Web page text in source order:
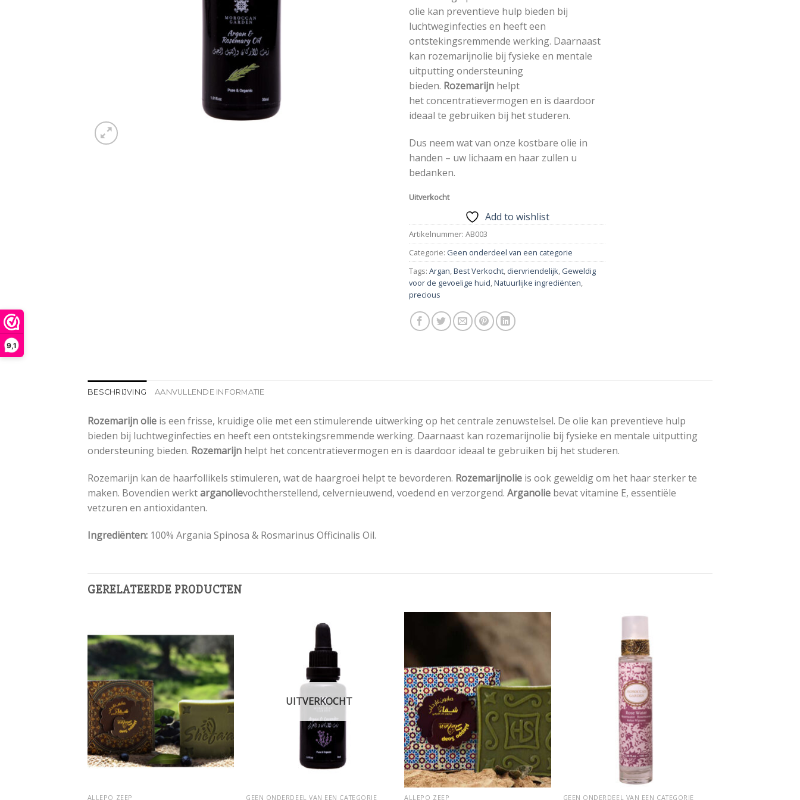
9,1
olie kan preventieve hulp bieden bij
luchtweginfecties en heeft een
ontstekingsremmende werking. Daarnaast
kan rozemarijnolie bij fysieke en mentale
uitputting ondersteuning
bieden. Rozemarijn helpt
het concentratievermogen en is daardoor
ideaal te gebruiken bij het studeren.
Dus neem wat van onze kostbare olie in
handen – uw lichaam en haar zullen u
bedanken.
Uitverkocht
Add to wishlist
Artikelnummer: AB003
Categorie: Geen onderdeel van een categorie
Tags: Argan,Best Verkocht, diervriendelijk, Geweldig
voor de gevoelige huid,Natuurlijke ingrediënten,
precious
BESCHRIJVING AANVULLENDE INFORMATIE
Rozemarijn olie is een frisse, kruidige olie met een stimulerende uitwerking op het centrale zenuwstelsel. De olie kan preventieve hulp
bieden bij luchtweginfecties en heeft een ontstekingsremmende werking. Daarnaast kan rozemarijnolie bij fysieke en mentale uitputting
ondersteuning bieden. Rozemarijn helpt het concentratievermogen en is daardoor ideaal te gebruiken bij het studeren.
Rozemarijn kan de haarfollikels stimuleren, wat de haargroei helpt te bevorderen. Rozemarijnolie is ook geweldig om het haar sterker te
maken. Bovendien werktarganolievochtherstellend, celvernieuwend, voedend en verzorgend. Arganolie bevat vitamine E, essentiële
vetzuren en antioxidanten.
Ingrediënten: 100% Argania Spinosa & Rosmarinus Officinalis Oil.
GERELATEERDE PRODUCTEN
Add to
wishlist
ALLEPO ZEEP
UITVERKOCHT
GEEN ONDERDEEL VAN EEN CATEGORIE
Add to
wishlist
ALLEPO ZEEP GEEN ONDERDEEL VAN EEN CATEGORIE